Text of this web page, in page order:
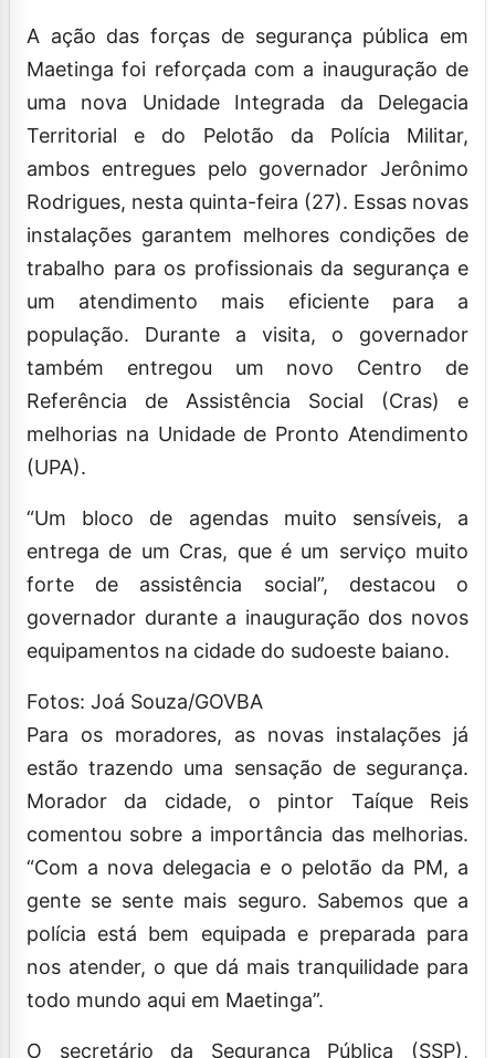
A ação das forças de segurança pública em
Maetinga foi reforçada com a inauguração de
uma nova Unidade Integrada da Delegacia
Territorial e do Pelotão da Polícia Militar,
ambos entregues pelo governador Jerônimo
Rodrigues, nesta quinta-feira (27). Essas novas
instalações garantem melhores condições de
trabalho para os profissionais da segurança e
um atendimento mais eficiente para a
população. Durante a visita, o governador
também entregou um novo Centro de
Referência de Assistência Social (Cras) e
melhorias na Unidade de Pronto Atendimento
(UPA).
“Um bloco de agendas muito sensíveis, a
entrega de um Cras, que é um serviço muito
forte de assistência social”, destacou o
governador durante a inauguração dos novos
equipamentos na cidade do sudoeste baiano.
Fotos: Joá Souza/GOVBA
Para os moradores, as novas instalações já
estão trazendo uma sensação de segurança.
Morador da cidade, o pintor Taíque Reis
comentou sobre a importância das melhorias.
“Com a nova delegacia e o pelotão da PM, a
gente se sente mais seguro. Sabemos que a
polícia está bem equipada e preparada para
nos atender, o que dá mais tranquilidade para
todo mundo aqui em Maetinga”.
O secretário da Segurança Pública (SSP),